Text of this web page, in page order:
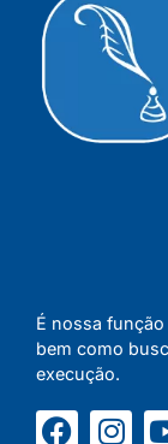
É nossa
bem como
execução.